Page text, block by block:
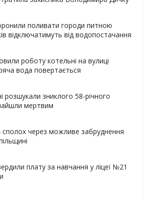
поливати городи питною
відключатимуть від водопостачання
роботу котельні на вулиці
вода повертається
розшукали зниклого 58-річного
мертвим
сполох через можливе забруднення
плату за навчання у ліцеї №21